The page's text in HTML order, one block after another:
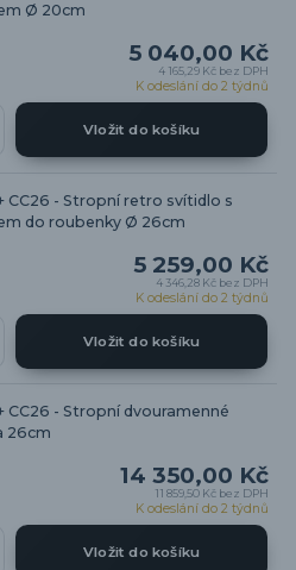
Ø 20cm
5 040,00 Kč
4 165,29 Kč bez DPH
K odeslání do 2 týdnů
Vložit do košíku
CC26 - Stropní retro svítidlo s
do roubenky Ø 26cm
5 259,00 Kč
4 346,28 Kč bez DPH
K odeslání do 2 týdnů
Vložit do košíku
CC26 - Stropní dvouramenné
26cm
14 350,00 Kč
11 859,50 Kč bez DPH
K odeslání do 2 týdnů
Vložit do košíku